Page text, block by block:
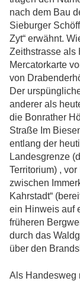
nach dem Bau
Sieburger
Zyt“ erwähnt.
Zeithstrasse als
Mercatorkarte
von
Der
anderer als
die Bonrather
Straße Im
entlang der
Landesgrenze
Territorium) ,
zwischen
Kahrstadt“
ein Hinweis auf
früheren
durch das
über den
Als Handesweg